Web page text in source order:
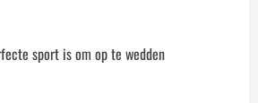
sport is om op te wedden